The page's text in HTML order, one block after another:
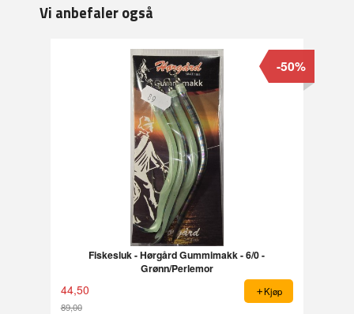
Vi anbefaler også
Fiskesluk - Hørgård Gummimakk - 6/0 -
Grønn/Perlemor
44,50
89,00
-50%
Kjøp